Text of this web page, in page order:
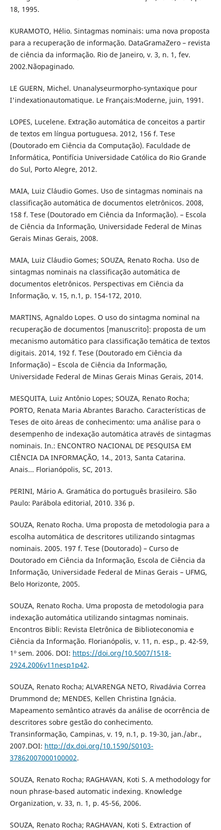
18, 1995.
KURAMOTO, Hélio. Sintagmas nominais: uma nova proposta
para a recuperação de informação. DataGramaZero – revista
de ciência da informação. Rio de Janeiro, v. 3, n. 1, fev.
2002.Nãopaginado.
LE GUERN, Michel. Unanalyseurmorpho-syntaxique pour
I'indexationautomatique. Le Français:Moderne, juin, 1991.
LOPES, Lucelene. Extração automática de conceitos a partir
de textos em língua portuguesa. 2012, 156 f. Tese
(Doutorado em Ciência da Computação). Faculdade de
Informática, Pontifícia Universidade Católica do Rio Grande
do Sul, Porto Alegre, 2012.
MAIA, Luiz Cláudio Gomes. Uso de sintagmas nominais na
classificação automática de documentos eletrônicos. 2008,
158 f. Tese (Doutorado em Ciência da Informação). – Escola
de Ciência da Informação, Universidade Federal de Minas
Gerais Minas Gerais, 2008.
MAIA, Luiz Cláudio Gomes; SOUZA, Renato Rocha. Uso de
sintagmas nominais na classificação automática de
documentos eletrônicos. Perspectivas em Ciência da
Informação, v. 15, n.1, p. 154-172, 2010.
MARTINS, Agnaldo Lopes. O uso do sintagma nominal na
recuperação de documentos [manuscrito]: proposta de um
mecanismo automático para classificação temática de textos
digitais. 2014, 192 f. Tese (Doutorado em Ciência da
Informação) – Escola de Ciência da Informação,
Universidade Federal de Minas Gerais Minas Gerais, 2014.
MESQUITA, Luiz Antônio Lopes; SOUZA, Renato Rocha;
PORTO, Renata Maria Abrantes Baracho. Características de
Teses de oito áreas de conhecimento: uma análise para o
desempenho de indexação automática através de sintagmas
nominais. In.: ENCONTRO NACIONAL DE PESQUISA EM
CIÊNCIA DA INFORMAÇÃO, 14., 2013, Santa Catarina.
Anais... Florianópolis, SC, 2013.
PERINI, Mário A. Gramática do português brasileiro. São
Paulo: Parábola editorial, 2010. 336 p.
SOUZA, Renato Rocha. Uma proposta de metodologia para a
escolha automática de descritores utilizando sintagmas
nominais. 2005. 197 f. Tese (Doutorado) – Curso de
Doutorado em Ciência da Informação, Escola de Ciência da
Informação, Universidade Federal de Minas Gerais – UFMG,
Belo Horizonte, 2005.
SOUZA, Renato Rocha. Uma proposta de metodologia para
indexação automática utilizando sintagmas nominais.
Encontros Bibli: Revista Eletrônica de Biblioteconomia e
Ciência da Informação. Florianópolis, v. 11, n. esp., p. 42-59,
1º sem. 2006. DOI: https://doi.org/10.5007/1518-
2924.2006v11nesp1p42.
SOUZA, Renato Rocha; ALVARENGA NETO, Rivadávia Correa
Drummond de; MENDES, Kellen Christina Ignácia.
Mapeamento semântico através da análise de ocorrência de
descritores sobre gestão do conhecimento.
Transinformação, Campinas, v. 19, n.1, p. 19-30, jan./abr.,
2007.DOI: http://dx.doi.org/10.1590/S0103-
37862007000100002.
SOUZA, Renato Rocha; RAGHAVAN, Koti S. A methodology for
noun phrase-based automatic indexing. Knowledge
Organization, v. 33, n. 1, p. 45-56, 2006.
SOUZA, Renato Rocha; RAGHAVAN, Koti S. Extraction of